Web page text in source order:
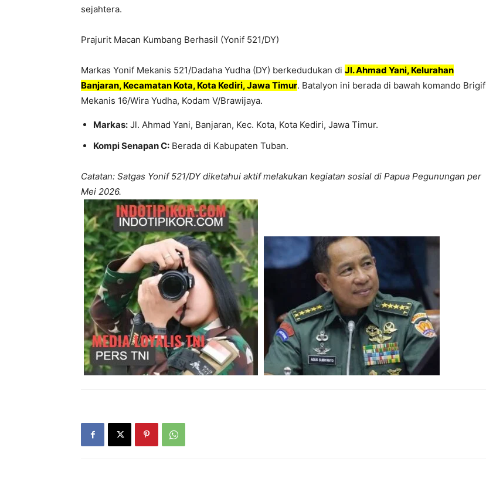
sejahtera.
Prajurit Macan Kumbang Berhasil (Yonif 521/DY)
Markas Yonif Mekanis 521/Dadaha Yudha (DY) berkedudukan di Jl. Ahmad Yani, Kelurahan
Banjaran, Kecamatan Kota, Kota Kediri, Jawa Timur. Batalyon ini berada di bawah komando Brigif
Mekanis 16/Wira Yudha, Kodam V/Brawijaya.
Markas: Jl. Ahmad Yani, Banjaran, Kec. Kota, Kota Kediri, Jawa Timur.
Kompi Senapan C: Berada di Kabupaten Tuban.
Catatan: Satgas Yonif 521/DY diketahui aktif melakukan kegiatan sosial di Papua Pegunungan per
Mei 2026.